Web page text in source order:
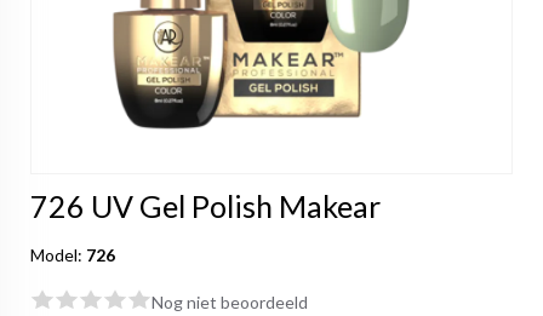
726 UV Gel Polish Makear
Model: 726
Nog niet beoordeeld